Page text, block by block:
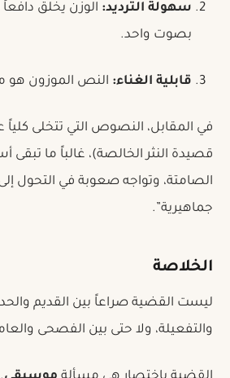
سهولة الترديد: الوزن يخلق
بصوت واحد.
قابلية الغناء: النص الموزون هو
في المقابل، النصوص التي تتخلى كلياً
قصيدة النثر الخالصة)، غالباً ما تبقى
الصامتة، وتواجه صعوبة في التحول
جماهيرية”.
الخلاصة
ليست القضية صراعاً بين القديم
والتفعيلة، ولا حتى بين الفصحى